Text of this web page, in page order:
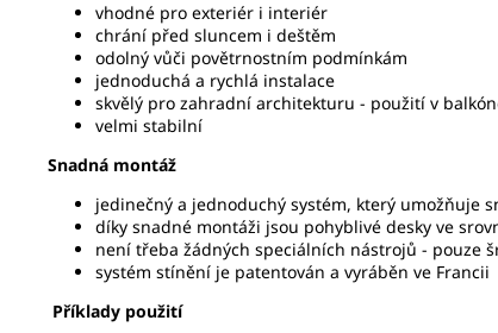
vhodné pro exteriér i interiér
chrání před sluncem i deštěm
odolný vůči povětrnostním podmínkám
jednoduchá a rychlá instalace
skvělý pro zahradní architekturu - použití v
velmi stabilní
Snadná montáž
jedinečný a jednoduchý systém, který umožňuje
díky snadné montáži jsou pohyblivé desky ve
není třeba žádných speciálních nástrojů - pouze
systém stínění je patentován a vyráběn ve Francii
Příklady použití